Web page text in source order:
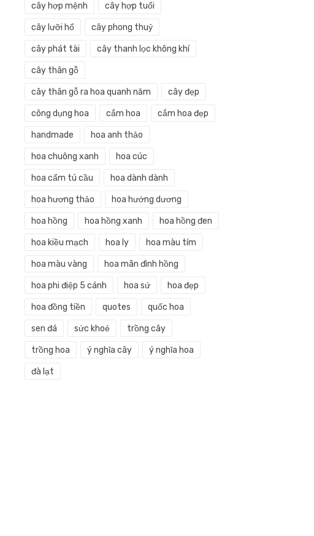
cây hợp mệnh cây hợp tuổi
cây lưỡi hổ cây phong thuỷ
cây phát tài cây thanh lọc không khí
cây thân gỗ
cây thân gỗ ra hoa quanh năm cây đẹp
công dụng hoa cắm hoa cắm hoa đẹp
handmade hoa anh thảo
hoa chuông xanh hoa cúc
hoa cẩm tú cầu hoa dành dành
hoa hương thảo hoa hướng dương
hoa hồng hoa hồng xanh hoa hồng đen
hoa kiều mạch hoa ly hoa màu tím
hoa màu vàng hoa mãn đình hồng
hoa phi điệp 5 cánh hoa sứ hoa đẹp
hoa đồng tiền quotes quốc hoa
sen đá sức khoẻ trồng cây
trồng hoa ý nghĩa cây ý nghĩa hoa
đà lạt